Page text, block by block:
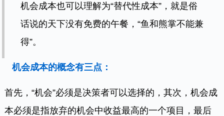
机会成本也可以理解为“替代性成本”，就是俗
话说的天下没有免费的午餐，“鱼和熊掌不能兼
得”。
机会成本的概念有三点：
首先，“机会”必须是决策者可以选择的，其次，机会成
本必须是指放弃的机会中收益最高的一个项目，最后